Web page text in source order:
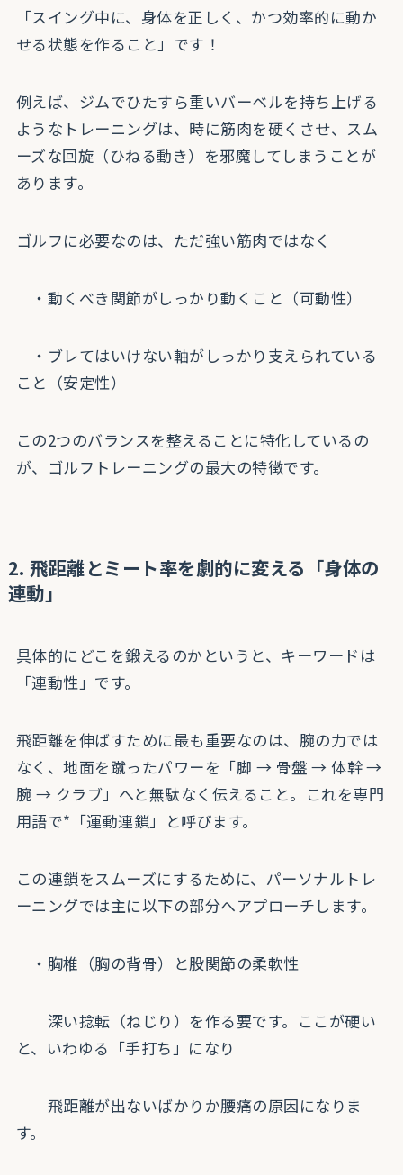
「スイング中に、身体を正しく、かつ効率的に動か
せる状態を作ること」です！
例えば、ジムでひたすら重いバーベルを持ち上げる
ようなトレーニングは、時に筋肉を硬くさせ、スム
ーズな回旋（ひねる動き）を邪魔してしまうことが
あります。
ゴルフに必要なのは、ただ強い筋肉ではなく
・動くべき関節がしっかり動くこと（可動性）
・ブレてはいけない軸がしっかり支えられている
こと（安定性）
この2つのバランスを整えることに特化しているの
が、ゴルフトレーニングの最大の特徴です。
2. 飛距離とミート率を劇的に変える「身体の
連動」
具体的にどこを鍛えるのかというと、キーワードは
「連動性」です。
飛距離を伸ばすために最も重要なのは、腕の力では
なく、地面を蹴ったパワーを「脚 → 骨盤 → 体幹 →
腕 → クラブ」へと無駄なく伝えること。これを専門
用語で*「運動連鎖」と呼びます。
この連鎖をスムーズにするために、パーソナルトレ
ーニングでは主に以下の部分へアプローチします。
・胸椎（胸の背骨）と股関節の柔軟性
深い捻転（ねじり）を作る要です。ここが硬い
と、いわゆる「手打ち」になり
飛距離が出ないばかりか腰痛の原因になりま
す。